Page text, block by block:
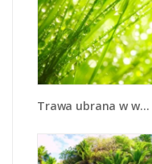
Trawa ubrana w wodne korale - KN341